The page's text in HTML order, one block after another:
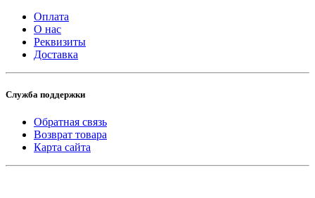
Оплата
О нас
Реквизиты
Доставка
Служба поддержки
Обратная связь
Возврат товара
Карта сайта